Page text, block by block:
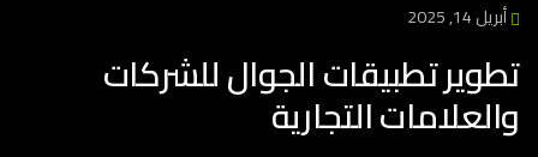
أبريل 14, 2025
تطوير تطبيقات الجوال للشركات
والعلامات التجارية